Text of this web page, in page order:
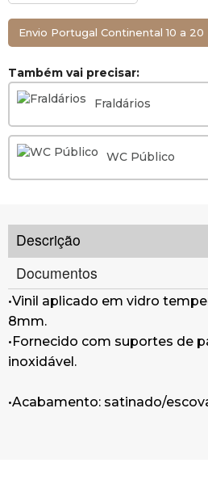
Envio Portugal Continental 10 a 20
Também vai precisar:
Fraldários
WC Público
Descrição
Documentos
•Vinil aplicado em vidro
8mm.
•Fornecido com suportes de
inoxidável.
•Acabamento: satinado/